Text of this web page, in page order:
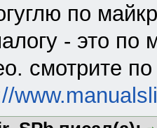
по
- это по
смотрите